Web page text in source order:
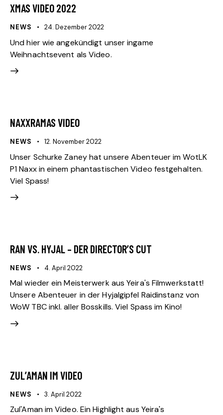
XMAS VIDEO 2022
NEWS 24. Dezember 2022
Und hier wie angekündigt unser ingame
Weihnachtsevent als Video.
NAXXRAMAS VIDEO
NEWS 12. November 2022
Unser Schurke Zaney hat unsere Abenteuer im WotLK
P1 Naxx in einem phantastischen Video festgehalten.
Viel Spass!
RAN VS. HYJAL – DER DIRECTOR’S CUT
NEWS 4. April 2022
Mal wieder ein Meisterwerk aus Yeira's Filmwerkstatt!
Unsere Abenteuer in der Hyjalgipfel Raidinstanz von
WoW TBC inkl. aller Bosskills. Viel Spass im Kino!
ZUL’AMAN IM VIDEO
NEWS 3. April 2022
Zul'Aman im Video. Ein Highlight aus Yeira's